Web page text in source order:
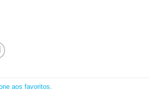
aos favoritos